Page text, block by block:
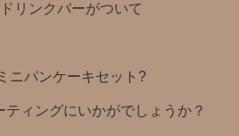
リンクバー️がついて
ニパンケーキセット?
ティングにいかがでしょうか？